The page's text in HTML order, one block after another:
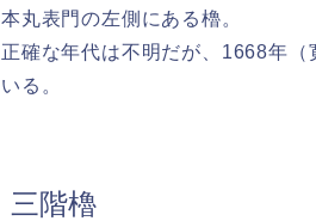
本丸表門の左側にある櫓。
正確な年代は不明だが、1668年
いる。
三階櫓